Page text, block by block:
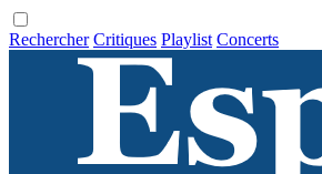
Rechercher Critiques Playlist Concerts